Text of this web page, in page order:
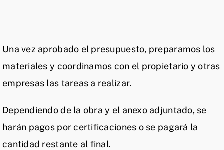
Una vez aprobado el presupuesto, preparamos los
materiales y coordinamos con el propietario y otras
empresas las tareas a realizar.
Dependiendo de la obra y el anexo adjuntado, se
harán pagos por certificaciones o se pagará la
cantidad restante al final.